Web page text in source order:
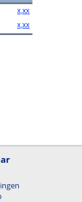
x,xx
x,xx